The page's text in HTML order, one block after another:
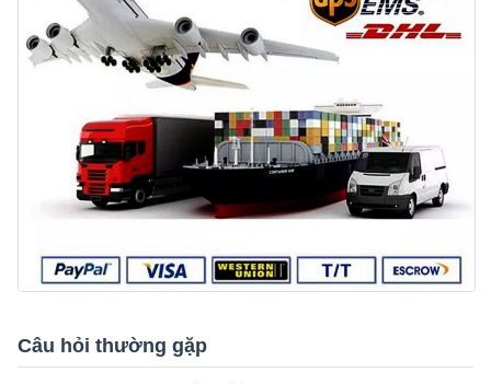
Câu hỏi thường gặp